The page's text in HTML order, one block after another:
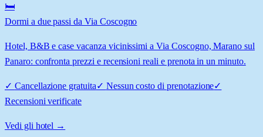
🛏️
Dormi a due passi da Via Coscogno
Hotel, B&B e case vacanza vicinissimi a Via Coscogno, Marano sul
Panaro: confronta prezzi e recensioni reali e prenota in un minuto.
✓ Cancellazione gratuita✓ Nessun costo di prenotazione✓
Recensioni verificate
Vedi gli hotel →